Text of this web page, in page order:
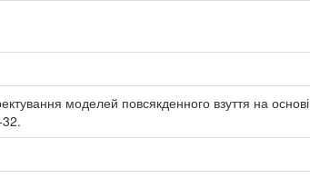
моделей повсякденного взуття на основі